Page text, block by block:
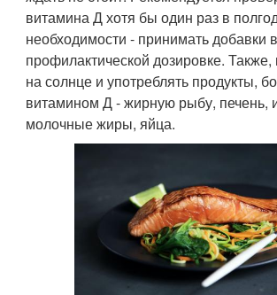
витамина Д хотя бы один раз в
необходимости - принимать добавки
профилактической дозировке.
на солнце и употреблять продукты,
витамином Д - жирную рыбу, печень,
молочные жиры, яйца.